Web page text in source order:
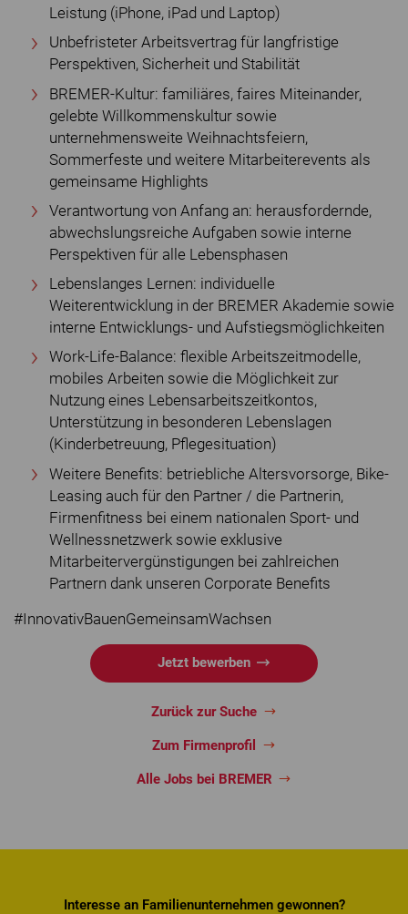
Leistung (iPhone, iPad und Laptop)
Unbefristeter Arbeitsvertrag für langfristige
Perspektiven, Sicherheit und Stabilität
BREMER-Kultur: familiäres, faires Miteinander,
gelebte Willkommenskultur sowie
unternehmensweite Weihnachtsfeiern,
Sommerfeste und weitere Mitarbeiterevents als
gemeinsame Highlights
Verantwortung von Anfang an: herausfordernde,
abwechslungsreiche Aufgaben sowie interne
Perspektiven für alle Lebensphasen
Lebenslanges Lernen: individuelle
Weiterentwicklung in der BREMER Akademie sowie
interne Entwicklungs- und Aufstiegsmöglichkeiten
Work-Life-Balance: flexible Arbeitszeitmodelle,
mobiles Arbeiten sowie die Möglichkeit zur
Nutzung eines Lebensarbeitszeitkontos,
Unterstützung in besonderen Lebenslagen
(Kinderbetreuung, Pflegesituation)
Weitere Benefits: betriebliche Altersvorsorge, Bike-
Leasing auch für den Partner / die Partnerin,
Firmenfitness bei einem nationalen Sport- und
Wellnessnetzwerk sowie exklusive
Mitarbeitervergünstigungen bei zahlreichen
Partnern dank unseren Corporate Benefits
#InnovativBauenGemeinsamWachsen
Jetzt bewerben
Zurück zur Suche
Zum Firmenprofil
Alle Jobs bei BREMER
Interesse an Familienunternehmen gewonnen?